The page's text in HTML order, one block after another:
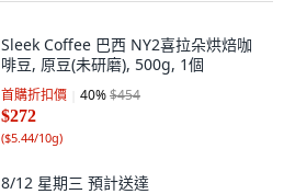
Sleek Coffee 巴西 NY2喜拉朵烘焙咖
啡豆, 原豆(未研磨), 500g, 1個
首購折扣價 40%$454
$272
($5.44/10g)
8/12 星期三 預計送達